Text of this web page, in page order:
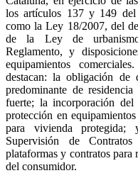
los artículos 137 y 149 del
como la Ley 18/2007, del
de la Ley de
Reglamento, y
equipamientos
destacan: la obligación de
predominante de
fuerte; la incorporación del
protección en
para vivienda
Supervisión de
plataformas y contratos para
del consumidor.